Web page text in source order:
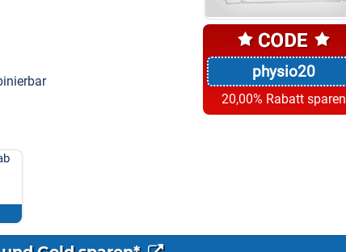
physio20
20,00% Rabatt sparen